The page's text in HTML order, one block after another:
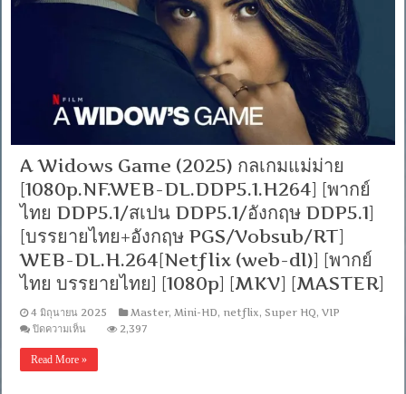
A Widows Game (2025) กลเกมแม่ม่าย
[1080p.NF.WEB-DL.DDP5.1.H264] [พากย์
ไทย DDP5.1/สเปน DDP5.1/อังกฤษ DDP5.1]
[บรรยายไทย+อังกฤษ PGS/Vobsub/RT]
WEB-DL.H.264[Netflix (web-dl)] [พากย์
ไทย บรรยายไทย] [1080p] [MKV] [MASTER]
4 มิถุนายน 2025 Master, Mini-HD, netflix,Super HQ,VIP
ปิดความเห็น
Game
2,397
Read More »